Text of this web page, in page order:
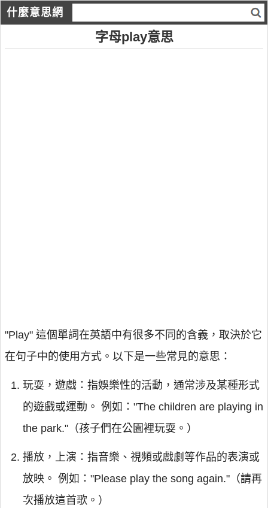
什麼意思網
字母play意思
"Play" 這個單詞在英語中有很多不同的含義，取決於它
在句子中的使用方式。以下是一些常見的意思：
玩耍，遊戲：指娛樂性的活動，通常涉及某種形式
的遊戲或運動。 例如："The children are playing in
the park."（孩子們在公園裡玩耍。）
播放，上演：指音樂、視頻或戲劇等作品的表演或
放映。 例如："Please play the song again."（請再
次播放這首歌。）